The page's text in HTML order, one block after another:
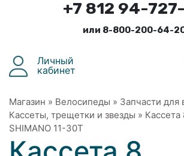
+7 812 94-
или 8-800-200-64-
Личный
кабинет
Магазин » Велосипеды » Запчасти для
Кассеты, трещетки и звезды » Кассета
SHIMANO 11-30Т